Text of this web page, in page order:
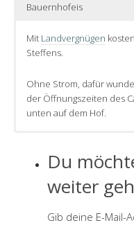
Bauernhofeis
Mit Landvergnügen
Steffens.
Ohne Strom, dafür
der Öffnungszeiten des
unten auf dem Hof.
Du
weiter
Gib deine E-Mail-